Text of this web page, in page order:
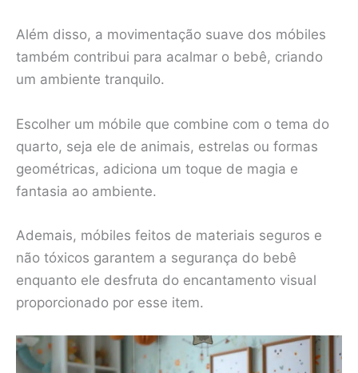
Além disso, a movimentação suave dos móbiles
também contribui para acalmar o bebê, criando
um ambiente tranquilo.
Escolher um móbile que combine com o tema do
quarto, seja ele de animais, estrelas ou formas
geométricas, adiciona um toque de magia e
fantasia ao ambiente.
Ademais, móbiles feitos de materiais seguros e
não tóxicos garantem a segurança do bebê
enquanto ele desfruta do encantamento visual
proporcionado por esse item.